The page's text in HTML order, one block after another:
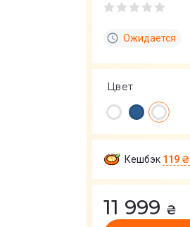
Ожидается
Цвет
Кешбэк 119 ₴
11 999 ₴